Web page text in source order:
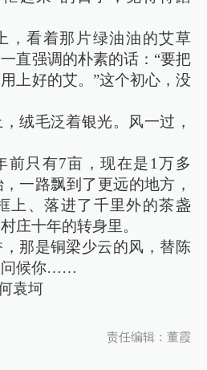
，看着那片绿油油的艾草
直强调的朴素的话：“要把
上好的艾。”这个初心，没
绒毛泛着银光。风一过，
前只有7亩，现在是1万多
一路飘到了更远的地方，
上、落进了千里外的茶盏
庄十年的转身里。
那是铜梁少云的风，替陈
问候你……
袁坷
责任编辑：董霞